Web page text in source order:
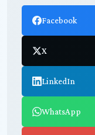
Facebook
X
LinkedIn
WhatsApp